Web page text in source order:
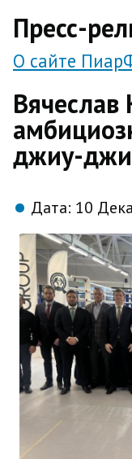
Пресс-
О сайте
Вячеслав
джиу-
Дата: 10